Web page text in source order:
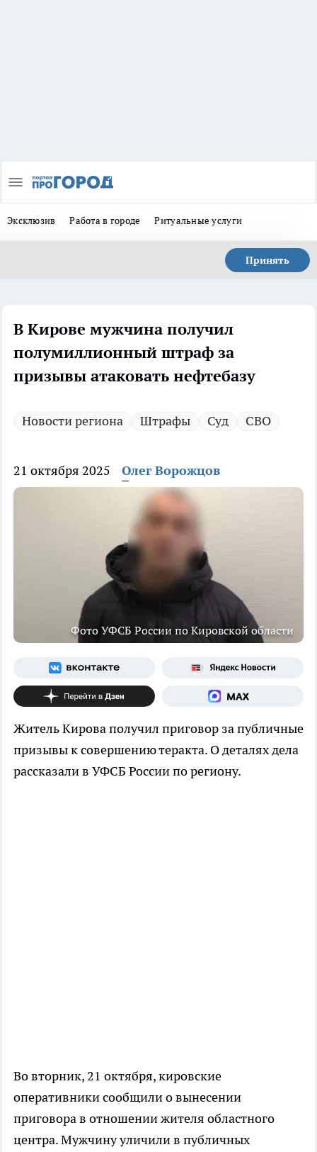
Эксклюзив Работа в городе Ритуальные услуги
Принять
В Кирове мужчина получил
полумиллионный штраф за
призывы атаковать нефтебазу
Новости региона Штрафы Суд СВО
21 октября 2025 Олег Ворожцов
Фото УФСБ России по Кировской области
Житель Кирова получил приговор за публичные
призывы к совершению теракта. О деталях дела
рассказали в УФСБ России по региону.
Во вторник, 21 октября, кировские
оперативники сообщили о вынесении
приговора в отношении жителя областного
центра. Мужчину уличили в публичных